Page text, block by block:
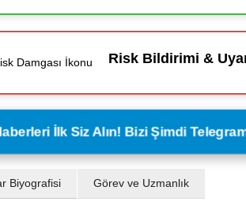
Risk Bildirimi &
Haberleri İlk Siz Alın! Bizi Şimdi
Biyografisi Görev ve Uzmanlık